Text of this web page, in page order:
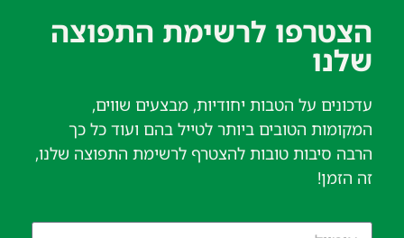
הצטרפו לרשימת התפוצה
שלנו​
עדכונים על הטבות יחודיות, מבצעים שווים,
המקומות הטובים ביותר לטייל בהם ועוד כל כך
הרבה סיבות טובות להצטרף לרשימת התפוצה שלנו,
זה הזמן!